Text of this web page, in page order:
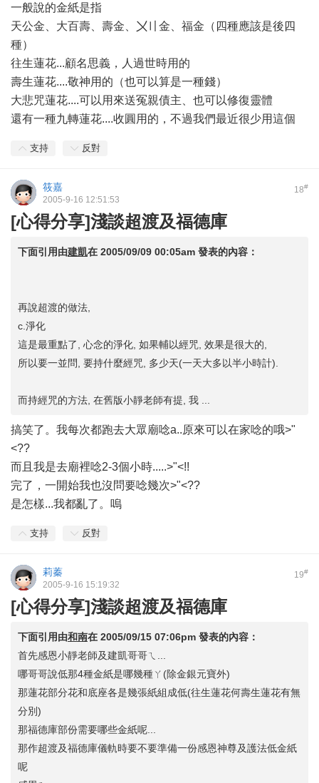
一般說的金紙是指
天公金、大百壽、壽金、〤〢金、福金（四種應該是後四
種）
往生蓮花...顧名思義，人過世時用的
壽生蓮花....敬神用的（也可以算是一種錢）
大悲咒蓮花....可以用來送冤親債主、也可以修復靈體
還有一種九轉蓮花....收圓用的，不過我們最近很少用這個
支持 反對
18#
筱嘉
2005-9-16 12:51:53
[心得分享]淺談超渡及福德庫
下面引用由建凱在 2005/09/09 00:05am 發表的內容：
再說超渡的做法,
c.淨化
這是最重點了, 心念的淨化, 如果輔以經咒, 效果是很大的,
所以要一並問, 要持什麼經咒, 多少天(一天大多以半小時計).
而持經咒的方法, 在舊版小靜老師有提, 我 ...
搞笑了。我每次都跑去大眾廟唸a..原來可以在家唸的哦>"
<??
而且我是去廟裡唸2-3個小時.....>"<!!
完了，一開始我也沒問要唸幾次>"<??
是怎樣...我都亂了。嗚
支持 反對
19#
莉蓁
2005-9-16 15:19:32
[心得分享]淺談超渡及福德庫
下面引用由和南在 2005/09/15 07:06pm 發表的內容：
首先感恩小靜老師及建凱哥哥ㄟ...
哪哥哥說低那4種金紙是哪幾種ㄚ(除金銀元寶外)
那蓮花部分花和底座各是幾張紙組成低(往生蓮花何壽生蓮花有無
分別)
那福德庫部份需要哪些金紙呢...
那作超渡及福德庫儀軌時要不要準備一份感恩神尊及護法低金紙
呢